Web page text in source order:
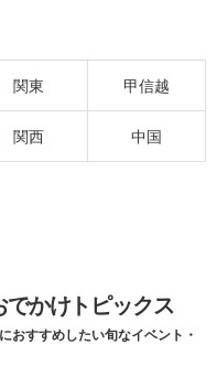
関東 甲信越
関西 中国
かけトピックス
おすすめしたい旬なイベント・